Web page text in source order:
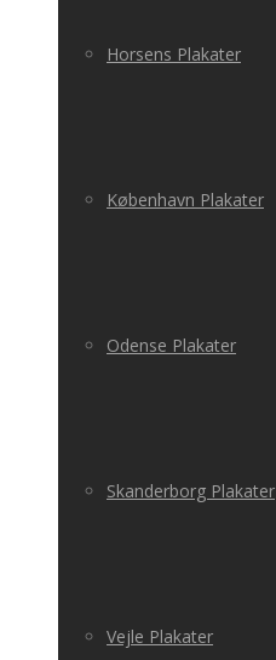
Horsens Plakater
København Plakater
Odense Plakater
Skanderborg Plakater
Vejle Plakater